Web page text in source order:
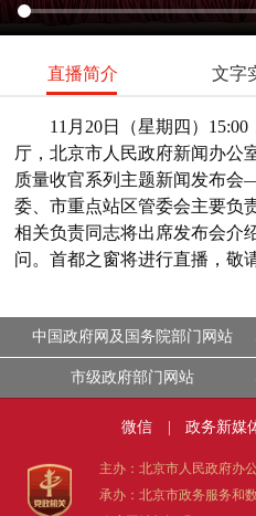
直播简介 文字
11月20日（星期四）
厅，北京市人民政府新闻办公
质量收官系列主题新闻发布
委、市重点站区管委会主要负
相关负责同志将出席发布会介
问。首都之窗将进行直播，敬
中国政府网及国务院部门网站
市级政府部门网站
微信 政务新媒
主办：北京市人民政府办
承办：北京市政务服务和